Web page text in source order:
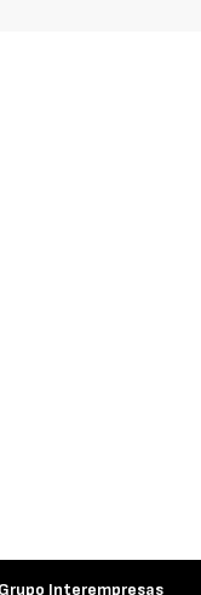
Interempresas